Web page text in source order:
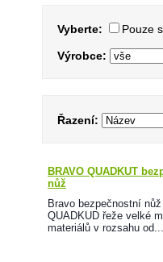
Vyberte: Pouze
Výrobce:
Řazení:
BRAVO QUADKUT
nůž
Bravo bezpečnostní nůž
QUADKUD řeže velké
materiálů v rozsahu od...